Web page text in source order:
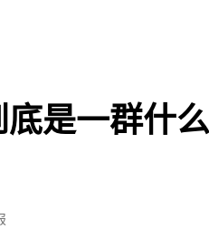
是一群什